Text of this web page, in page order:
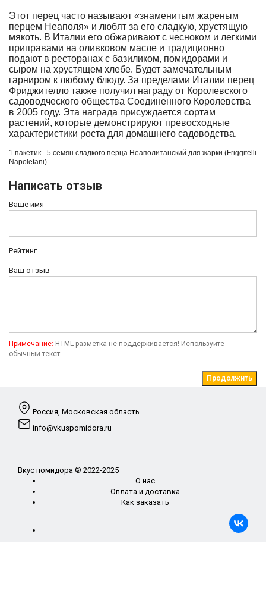
Этот перец часто называют «знаменитым жареным
перцем Неаполя» и любят за его сладкую, хрустящую
мякоть. В Италии его обжаривают с чесноком и легкими
приправами на оливковом масле и традиционно
подают в ресторанах с базиликом, помидорами и
сыром на хрустящем хлебе. Будет замечательным
гарниром к любому блюду. За пределами Италии перец
Фриджителло также получил награду от Королевского
садоводческого общества Соединенного Королевства
в 2005 году. Эта награда присуждается сортам
растений, которые демонстрируют превосходные
характеристики роста для домашнего садоводства.
1 пакетик - 5 семян сладкого перца Неаполитанский для жарки (Friggitelli
Napoletani).
Написать отзыв
Ваше имя
Рейтинг
Ваш отзыв
Примечание: HTML разметка не поддерживается! Используйте
обычный текст.
Продолжить
Россия, Московская область
info@vkuspomidora.ru
Вкус помидора © 2022-2025
О нас
Оплата и доставка
Как заказать